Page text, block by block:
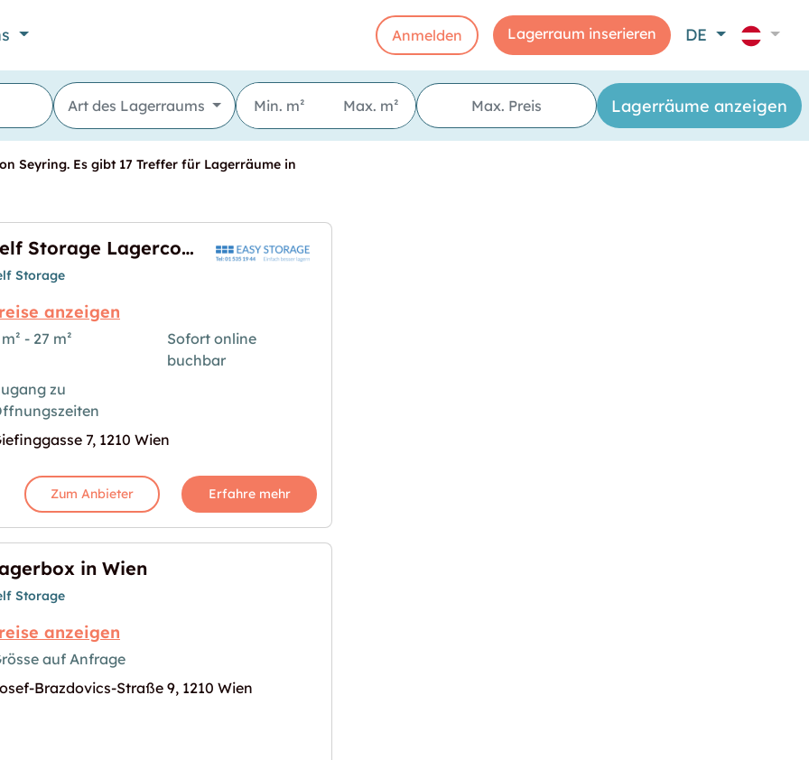
Anmelden Lagerraum inserieren DE
Art des Lagerraums
Seyring. Es gibt 17 Treffer für Lagerräume in
Größe Large"
Bild für "Self Storage Lagercontainer Größe Large"
Self Storage Lagercontainer Größe Large
Storage
anzeigen
- 27 m²
Sofort online
buchbar
zu
7, 1210 Wien
Zum Anbieter Erfahre mehr
Bild für "Lagerbox in Wien"
in Wien
Storage
anzeigen
auf Anfrage
Brazdovics-Straße 9, 1210 Wien